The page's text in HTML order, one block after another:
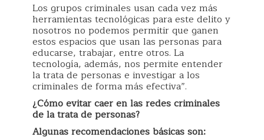
Los grupos criminales usan cada vez más
herramientas tecnológicas para este delito y
nosotros no podemos permitir que ganen
estos espacios que usan las personas para
educarse, trabajar, entre otros. La
tecnología, además, nos permite entender
la trata de personas e investigar a los
criminales de forma más efectiva”.
¿Cómo evitar caer en las redes criminales
de la trata de personas?
Algunas recomendaciones básicas son: